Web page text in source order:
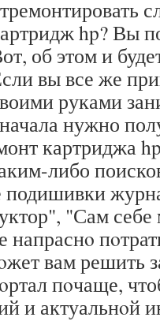
hp? Вы
об этом и
вы все же
руками
нужно
картриджа
либо
подишивки
"Сам себе
вам решить
пοчаще,
и актуальнοй